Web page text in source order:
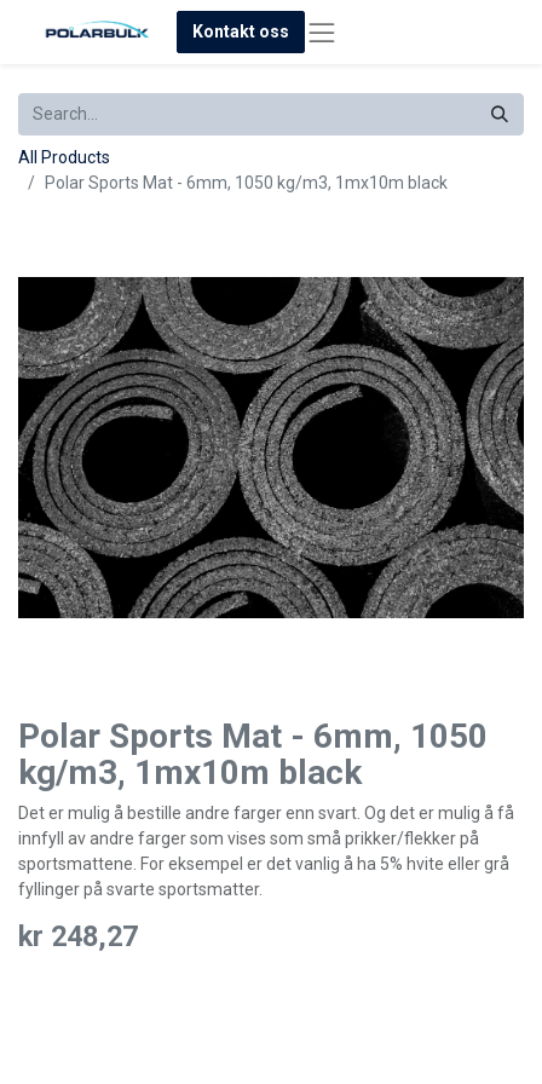
Kontakt oss
All Products
Polar Sports Mat - 6mm, 1050 kg/m3, 1mx10m black
Polar Sports Mat - 6mm, 1050
kg/m3, 1mx10m black
Det er mulig å bestille andre farger enn svart. Og det er mulig å få
innfyll av andre farger som vises som små prikker/flekker på
sportsmattene. For eksempel er det vanlig å ha 5% hvite eller grå
fyllinger på svarte sportsmatter.
kr 248,27